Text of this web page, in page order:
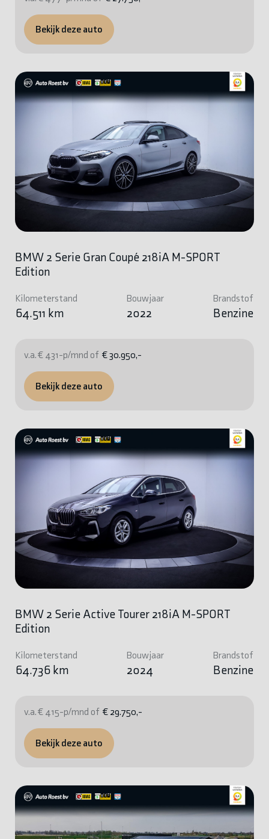
Bekijk deze auto
BMW 2 Serie Gran Coupé 218iA M-SPORT
Edition
Kilometerstand
64.511 km
Bouwjaar
2022
Brandstof
Benzine
v.a. € 431-p/mnd of € 30.950,-
Bekijk deze auto
BMW 2 Serie Active Tourer 218iA M-SPORT
Edition
Kilometerstand
64.736 km
Bouwjaar
2024
Brandstof
Benzine
v.a. € 415-p/mnd of € 29.750,-
Bekijk deze auto